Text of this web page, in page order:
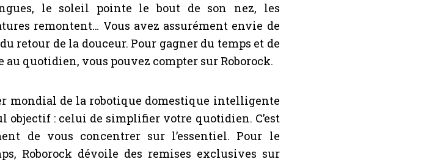
le soleil pointe le bout de son nez, les
remontent… Vous avez assurément envie de
retour de la douceur. Pour gagner du temps et de
au quotidien, vous pouvez compter sur Roborock.
mondial de la robotique domestique intelligente
objectif : celui de simplifier votre quotidien. C’est
de vous concentrer sur l’essentiel. Pour le
Roborock dévoile des remises exclusives sur